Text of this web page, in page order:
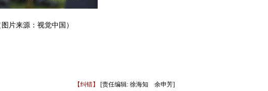
片来源：视觉中国）
【纠错】 [责任编辑: 徐海知 余申芳]